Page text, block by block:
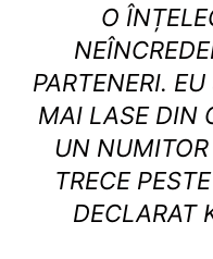
O
PARTENERI.
MAI LASE DIN
UN
TRECE
DECLARAT